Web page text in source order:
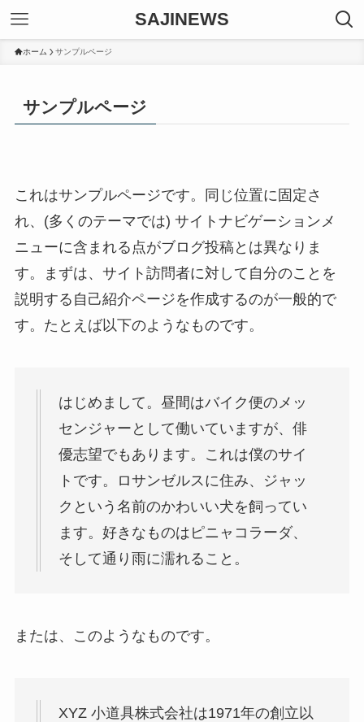
SAJINEWS
ホーム サンプルページ
サンプルページ
これはサンプルページです。同じ位置に固定さ
れ、(多くのテーマでは) サイトナビゲーションメ
ニューに含まれる点がブログ投稿とは異なりま
す。まずは、サイト訪問者に対して自分のことを
説明する自己紹介ページを作成するのが一般的で
す。たとえば以下のようなものです。
はじめまして。昼間はバイク便のメッ
センジャーとして働いていますが、俳
優志望でもあります。これは僕のサイ
トです。ロサンゼルスに住み、ジャッ
クという名前のかわいい犬を飼ってい
ます。好きなものはピニャコラーダ、
そして通り雨に濡れること。
または、このようなものです。
XYZ 小道具株式会社は1971年の創立以